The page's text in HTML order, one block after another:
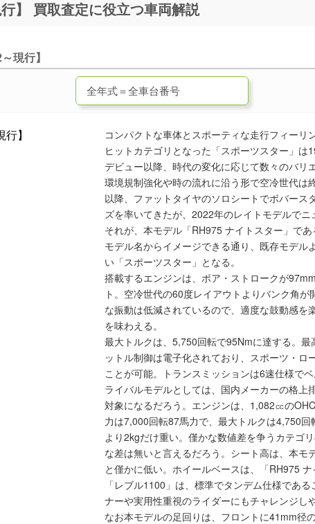
RH975 ナイトスター【2022～現行】 買取査定に役立つ車両解説
現行】
コンパクトな車体とスポーティな走行フィー
ヒットカテゴリとなった「スポーツスター」は
デビュー以降、時代の変化に応じて数々のバ
環境規制強化や時の流れに沿う形で空冷世代は
以降、ファットタイヤのソロシートでボバー
ズを率いてきたが、2022年のレイトモデルでニ
それが、本モデル「RH975 ナイトスター」であ
モデル名からイメージできる通り、既存モデル
い「スポーツスター」となる。
搭載するエンジンは、ボア・ストロークが
ト。空冷世代の60度レイアウトよりバンク角
な振動は低減されているので、適度な鼓動感
を味わえる。
最大トルクは、5,750回転で95Nmに達する。
ットル制御は電子化されており、スポーツ・
ことが可能。トランスミッションは6速仕様でベ
ライバルモデルとしては、国内メーカーの格
対象になるだろう。エンジンは、1,082㏄の
力は7,000回転87馬力で、最大トルクは4,750
より2kgだけ重い。僅かな数値差を争うカテゴ
な差は無いと言えるだろう。シート高は、本
と僅かに低い。ホイールベースは、「RH975
「レブル1100」は、標準でタンデム仕様であ
ナーや実用性重視のライダーにもチャレンジし
なお本モデルの足回りは、フロントに41mm径